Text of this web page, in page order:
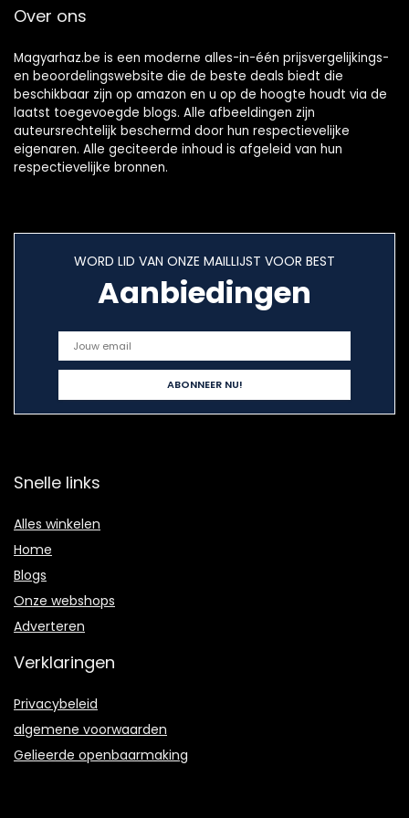
Over ons
Magyarhaz.be is een moderne alles-in-één prijsvergelijkings-
en beoordelingswebsite die de beste deals biedt die
beschikbaar zijn op amazon en u op de hoogte houdt via de
laatst toegevoegde blogs. Alle afbeeldingen zijn
auteursrechtelijk beschermd door hun respectievelijke
eigenaren. Alle geciteerde inhoud is afgeleid van hun
respectievelijke bronnen.
WORD LID VAN ONZE MAILLIJST VOOR BEST
Aanbiedingen
Snelle links
Alles winkelen
Home
Blogs
Onze webshops
Adverteren
Verklaringen
Privacybeleid
algemene voorwaarden
Gelieerde openbaarmaking